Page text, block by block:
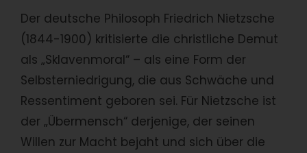
Der deutsche Philosoph Friedrich Nietzsche
(1844-1900) kritisierte die christliche Demut
als „Sklavenmoral“ – als eine Form der
Selbsterniedrigung, die aus Schwäche und
Ressentiment geboren sei. Für Nietzsche ist
der „Übermensch“ derjenige, der seinen
Willen zur Macht bejaht und sich über die